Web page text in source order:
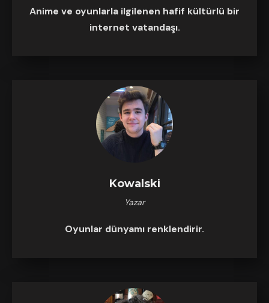
Anime ve oyunlarla ilgilenen hafif kültürlü bir
internet vatandaşı.
Kowalski
Yazar
Oyunlar dünyamı renklendirir.